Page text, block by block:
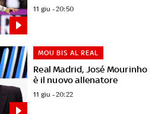
11 giu - 20:50
Real Madrid, José Mourinho
è il nuovo allenatore
MOU BIS AL REAL
11 giu - 20:22